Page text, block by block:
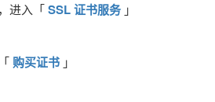
进入「SSL 证书服务 」
购买证书 」